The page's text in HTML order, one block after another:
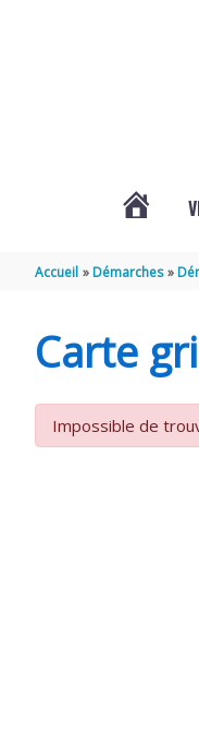
Accueil Démarches
Carte
Impossible de